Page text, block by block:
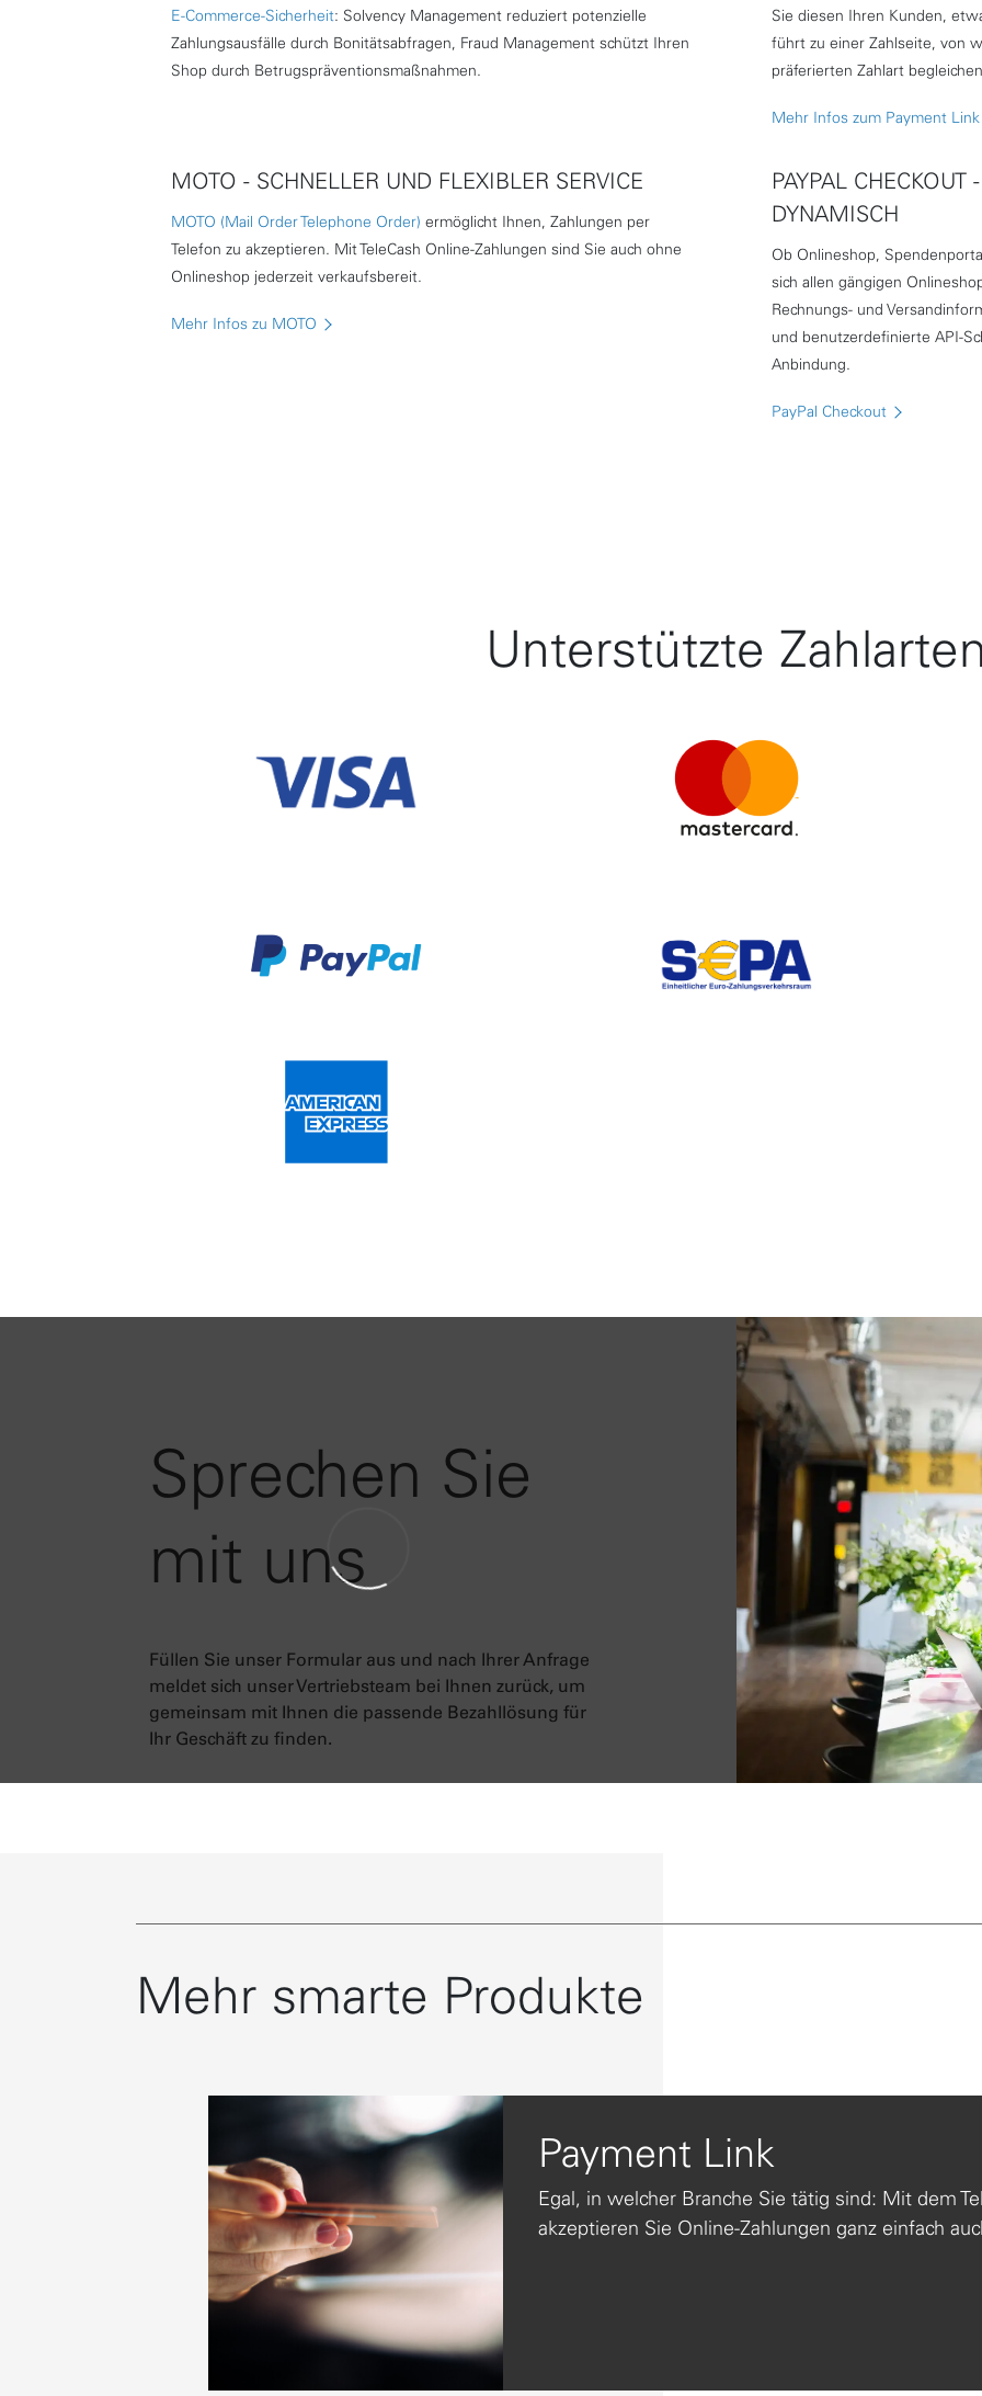
E-Commerce-Sicherheit: Solvency Management reduziert potenzielle
Zahlungsausfälle durch Bonitätsabfragen, Fraud Management schützt Ihren
Shop durch Betrugspräventionsmaßnahmen.
Sie diesen Ihren Kunden,
führt zu einer Zahlseite, von
präferierten Zahlart
Mehr Infos zum Payment
MOTO - SCHNELLER UND FLEXIBLER SERVICE
MOTO (Mail Order Telephone Order) ermöglicht Ihnen, Zahlungen per
Telefon zu akzeptieren. Mit TeleCash Online-Zahlungen sind Sie auch ohne
Onlineshop jederzeit verkaufsbereit.
Mehr Infos zu MOTO
PAYPAL
DYNAMISCH
Ob Onlineshop,
sich allen gängigen
Rechnungs- und
und benutzerdefinierte API-
Anbindung.
PayPal Checkout
Unterstützte
Sprechen Sie
mit uns
Füllen Sie unser Formular aus und nach Ihrer Anfrage
meldet sich unser Vertriebsteam bei Ihnen zurück, um
gemeinsam mit Ihnen die passende Bezahllösung für
Ihr Geschäft zu finden.
Mehr smarte Produkte
Payment Link
Egal, in welcher Branche Sie tätig sind: Mit dem
akzeptieren Sie Online-Zahlungen ganz einfach